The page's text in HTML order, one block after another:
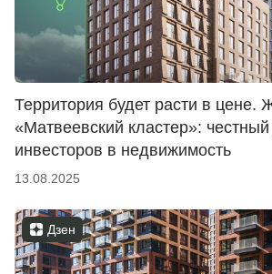
Территория будет расти в цене.
«Матвеевский кластер»:
инвесторов в недвижимость
13.08.2025
Дзен